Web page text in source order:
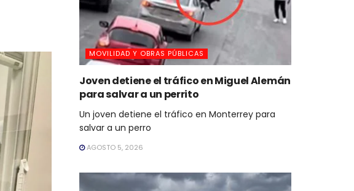
MOVILIDAD Y OBRAS PÚBLICAS
Joven detiene el tráfico en Miguel Alemán
para salvar a un perrito
Un joven detiene el tráfico en Monterrey para
salvar a un perro
AGOSTO 5, 2026